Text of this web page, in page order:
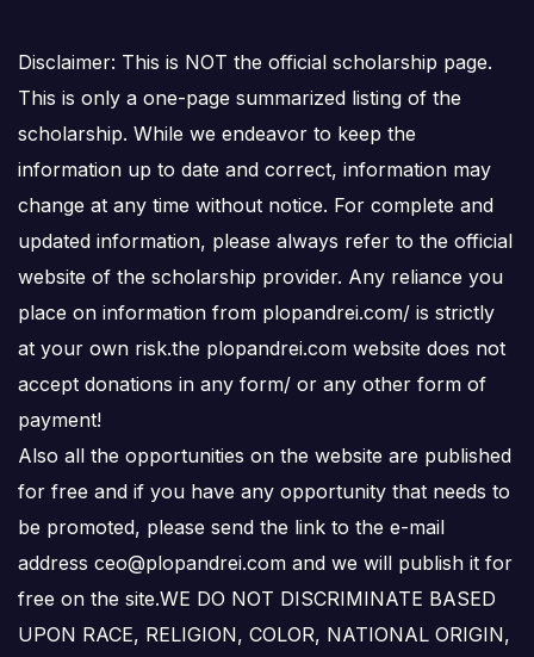
Disclaimer: This is NOT the official scholarship page.
This is only a one-page summarized listing of the
scholarship. While we endeavor to keep the
information up to date and correct, information may
change at any time without notice. For complete and
updated information, please always refer to the official
website of the scholarship provider. Any reliance you
place on information from plopandrei.com/ is strictly
at your own risk.the plopandrei.com website does not
accept donations in any form/ or any other form of
payment!
Also all the opportunities on the website are published
for free and if you have any opportunity that needs to
be promoted, please send the link to the e-mail
address ceo@plopandrei.com and we will publish it for
free on the site.WE DO NOT DISCRIMINATE BASED
UPON RACE, RELIGION, COLOR, NATIONAL ORIGIN,